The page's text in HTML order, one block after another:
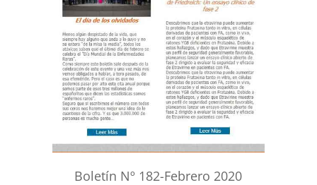
Boletín Nº 182-Febrero 2020